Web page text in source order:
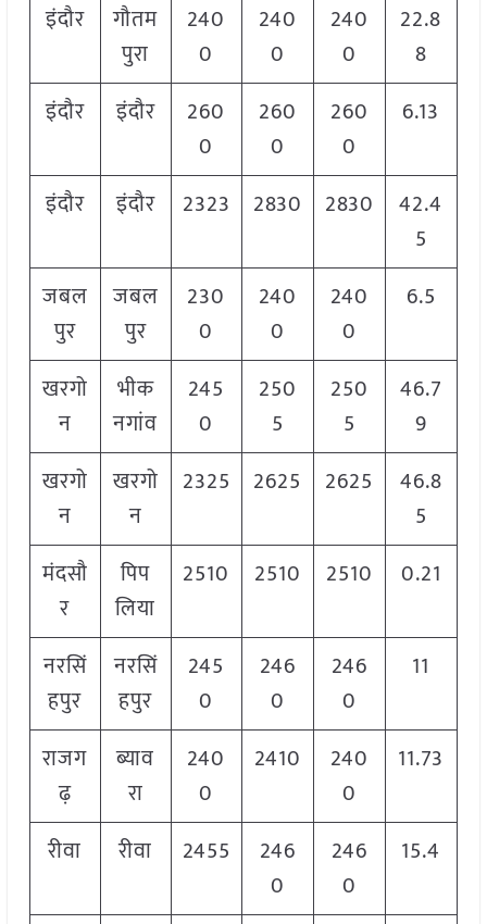
इंदौर
गौतम
पुरा
240
0
240
0
240
0
22.8
8
इंदौर
इंदौर
260
0
260
0
260
0
6.13
इंदौर इंदौर 2323 2830 2830
42.4
5
जबल
पुर
जबल
पुर
230
0
240
0
240
0
6.5
खरगो
न
भीक
नगांव
245
0
250
5
250
5
46.7
9
खरगो
न
खरगो
न
2325 2625 2625
46.8
5
मंदसौ
र
पिप
लिया
2510 2510 2510 0.21
नरसिं
हपुर
नरसिं
हपुर
245
0
246
0
246
0
11
राजग
ढ़
ब्याव
रा
240
0
2410
240
0
11.73
रीवा रीवा 2455
246
0
246
0
15.4